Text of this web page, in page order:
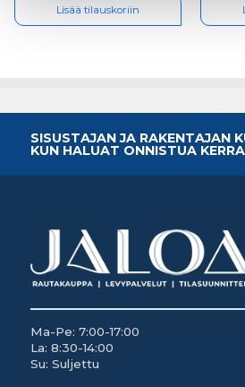
Lisää tilauskoriin
SISUSTAJAN JA RAKENTAJAN
KUN HALUAT ONNISTUA
Ma-Pe: 7:00-17:00
La: 8:30-14:00
Su: Suljettu